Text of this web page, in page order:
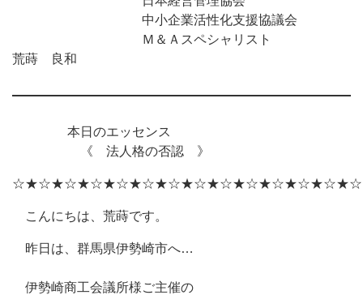
中小企業活性化支援協議会
Ｍ＆Ａスペシャリスト
荒蒔 良和
本日のエッセンス
《 法人格の否認 》
こんにちは、荒蒔です。
昨日は、群馬県伊勢崎市へ…
伊勢崎商工会議所様ご主催の